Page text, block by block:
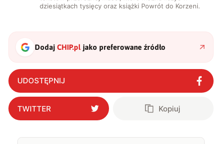
dziesiątkach tysięcy oraz książki Powrót do Korzeni.
DodajCHIP.pl jako preferowane źródło
UDOSTĘPNIJ
TWITTER Kopiuj